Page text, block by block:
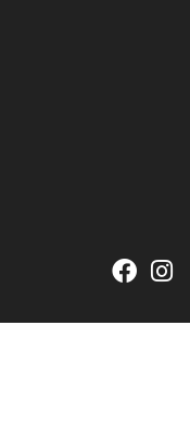
F
a
e
I
n
t